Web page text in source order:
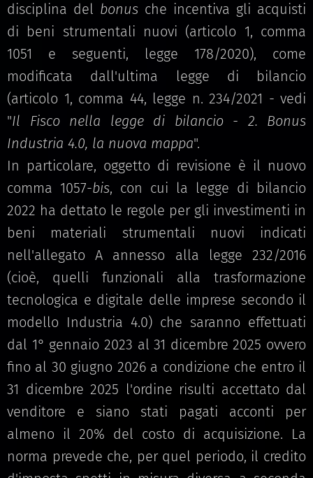
disciplina del bonus che incentiva gli acquisti
di beni strumentali nuovi (articolo 1, comma
1051 e seguenti, legge 178/2020), come
modificata dall'ultima legge di bilancio
(articolo 1, comma 44, legge n. 234/2021 - vedi
"Il Fisco nella legge di bilancio - 2. Bonus
Industria 4.0, la nuova mappa".
In particolare, oggetto di revisione è il nuovo
comma 1057-bis, con cui la legge di bilancio
2022 ha dettato le regole per gli investimenti in
beni materiali strumentali nuovi indicati
nell'allegato A annesso alla legge 232/2016
(cioè, quelli funzionali alla trasformazione
tecnologica e digitale delle imprese secondo il
modello Industria 4.0) che saranno effettuati
dal 1° gennaio 2023 al 31 dicembre 2025 ovvero
fino al 30 giugno 2026 a condizione che entro il
31 dicembre 2025 l'ordine risulti accettato dal
venditore e siano stati pagati acconti per
almeno il 20% del costo di acquisizione. La
norma prevede che, per quel periodo, il credito